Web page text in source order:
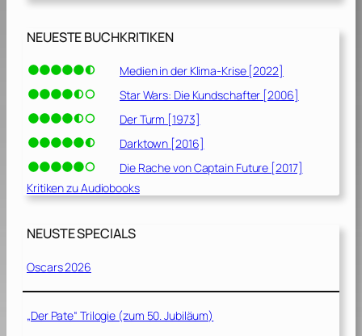
NEUESTE BUCHKRITIKEN
Medien in der Klima-Krise [2022]
Star Wars: Die Kundschafter [2006]
Der Turm [1973]
Darktown [2016]
Die Rache von Captain Future [2017]
Kritiken zu Audiobooks
NEUSTE SPECIALS
Oscars 2026
„Der Pate“ Trilogie (zum 50. Jubiläum)